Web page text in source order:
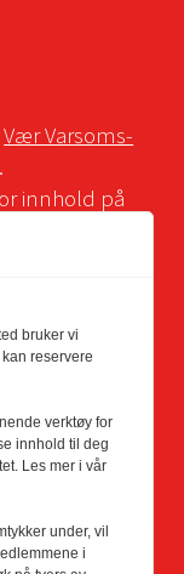
Vær Varsoms-
.
innhold på
for bruk
tillatt uten
bruker vi
reservere
verktøy for
innhold til deg
Les mer i vår
under, vil
i